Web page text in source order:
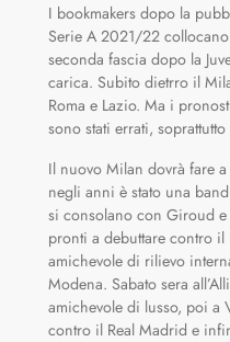
I bookmakers dopo la
Serie A 2021/22
seconda fascia dopo la
carica. Subito dietrro il
Roma e Lazio. Ma i
sono stati errati,
Il nuovo Milan dovrà fare
negli anni è stato una
si consolano con Giroud
pronti a debuttare contro
amichevole di rilievo
Modena. Sabato sera
amichevole di lusso, poi a
contro il Real Madrid e